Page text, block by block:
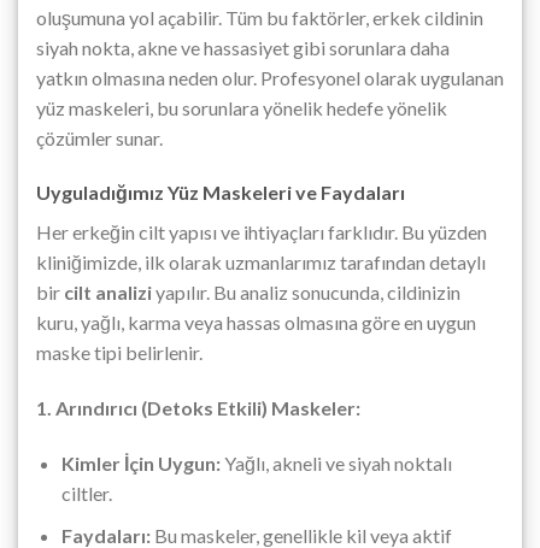
oluşumuna yol açabilir. Tüm bu faktörler, erkek cildinin
siyah nokta, akne ve hassasiyet gibi sorunlara daha
yatkın olmasına neden olur. Profesyonel olarak uygulanan
yüz maskeleri, bu sorunlara yönelik hedefe yönelik
çözümler sunar.
Uyguladığımız Yüz Maskeleri ve Faydaları
Her erkeğin cilt yapısı ve ihtiyaçları farklıdır. Bu yüzden
kliniğimizde, ilk olarak uzmanlarımız tarafından detaylı
bir cilt analiziyapılır. Bu analiz sonucunda, cildinizin
kuru, yağlı, karma veya hassas olmasına göre en uygun
maske tipi belirlenir.
1. Arındırıcı (Detoks Etkili) Maskeler:
Kimler İçin Uygun:Yağlı, akneli ve siyah noktalı
ciltler.
Faydaları:Bu maskeler, genellikle kil veya aktif